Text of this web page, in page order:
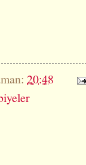
20:48